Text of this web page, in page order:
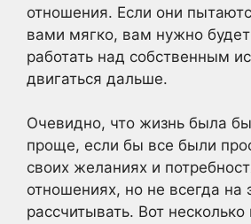
отношения. Если они
вами мягко, вам нужно
работать над собственным
двигаться дальше.
Очевидно, что жизнь была
проще, если бы все были
своих желаниях и
отношениях, но не всегда на
рассчитывать. Вот несколько